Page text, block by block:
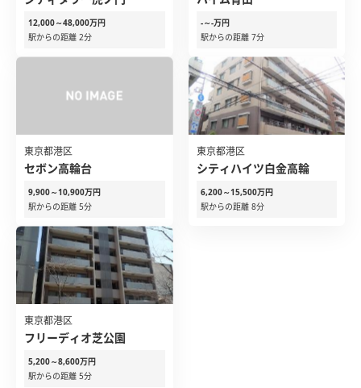
12,000～48,000万円
駅からの距離 2分
-～-万円
駅からの距離 7分
東京都港区
セボン高輪台
9,900～10,900万円
駅からの距離 5分
東京都港区
シティハイツ白金高輪
6,200～15,500万円
駅からの距離 8分
東京都港区
フリーディオ芝公園
5,200～8,600万円
駅からの距離 5分